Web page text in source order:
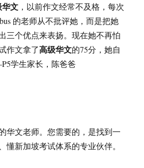
文 ，以前作文经常不及格，每次
的老师从不批评她，而是把她
三个优点来表扬。现在她不再怕
作文拿了高级华文的75分，她自
学生家长，陈爸爸
华文老师。您需要的，是找到一
懂新加坡考试体系的专业伙伴。